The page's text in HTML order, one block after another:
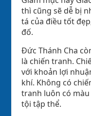
thì cũng sẽ dễ bị
tá của điều tốt
đố.
Đức Thánh Cha
là chiến tranh.
với khoản lợi
khí. Không có
tranh luôn có màu
tội tập thể.